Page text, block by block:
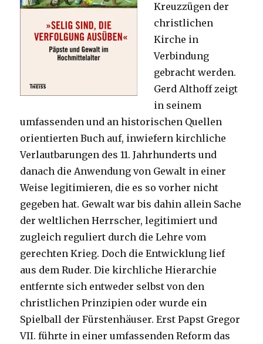
Kreuzzügen der
christlichen
Kirche in
Verbindung
gebracht werden.
Gerd Althoff zeigt
in seinem
umfassenden und an historischen Quellen
orientierten Buch auf, inwiefern kirchliche
Verlautbarungen des 11. Jahrhunderts und
danach die Anwendung von Gewalt in einer
Weise legitimieren, die es so vorher nicht
gegeben hat. Gewalt war bis dahin allein Sache
der weltlichen Herrscher, legitimiert und
zugleich reguliert durch die Lehre vom
gerechten Krieg. Doch die Entwicklung lief
aus dem Ruder. Die kirchliche Hierarchie
entfernte sich entweder selbst von den
christlichen Prinzipien oder wurde ein
Spielball der Fürstenhäuser. Erst Papst Gregor
VII. führte in einer umfassenden Reform das